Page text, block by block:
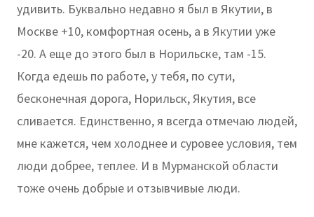
удивить. Буквально недавно я был в Якутии, в
Москве +10, комфортная осень, а в Якутии уже
-20. А еще до этого был в Норильске, там -15.
Когда едешь по работе, у тебя, по сути,
бесконечная дорога, Норильск, Якутия, все
сливается. Единственно, я всегда отмечаю людей,
мне кажется, чем холоднее и суровее условия, тем
люди добрее, теплее. И в Мурманской области
тоже очень добрые и отзывчивые люди.